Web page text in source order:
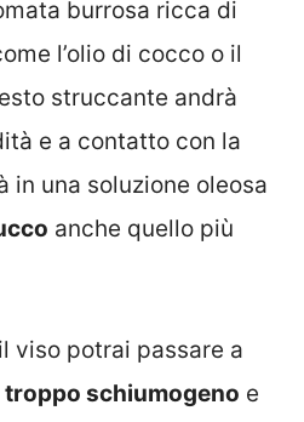
burrosa ricca di
l’olio di cocco o il
struccante andrà
e a contatto con la
in una soluzione oleosa
anche quello più
viso potrai passare a
troppo schiumogeno e